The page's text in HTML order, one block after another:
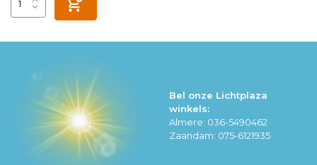
Bel onze Lichtplaza
winkels:
Almere: 036-5490462
Zaandam: 075-6121935